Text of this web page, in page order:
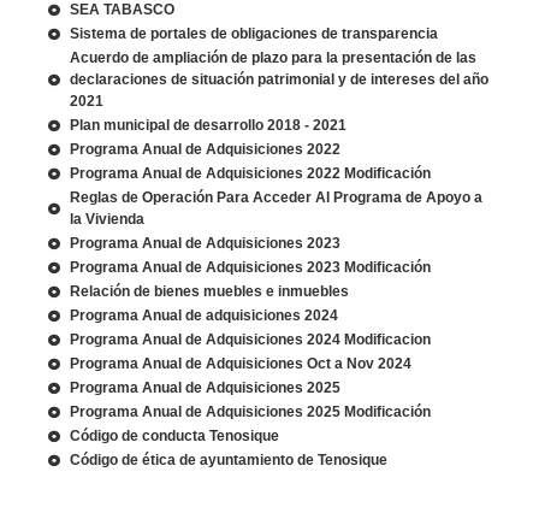
SEA TABASCO
Sistema de portales de obligaciones de transparencia
Acuerdo de ampliación de plazo para la presentación de las
declaraciones de situación patrimonial y de intereses del año
2021
Plan municipal de desarrollo 2018 - 2021
Programa Anual de Adquisiciones 2022
Programa Anual de Adquisiciones 2022 Modificación
Reglas de Operación Para Acceder Al Programa de Apoyo a
la Vivienda
Programa Anual de Adquisiciones 2023
Programa Anual de Adquisiciones 2023 Modificación
Relación de bienes muebles e inmuebles
Programa Anual de adquisiciones 2024
Programa Anual de Adquisiciones 2024 Modificacion
Programa Anual de Adquisiciones Oct a Nov 2024
Programa Anual de Adquisiciones 2025
Programa Anual de Adquisiciones 2025 Modificación
Código de conducta Tenosique
Código de ética de ayuntamiento de Tenosique